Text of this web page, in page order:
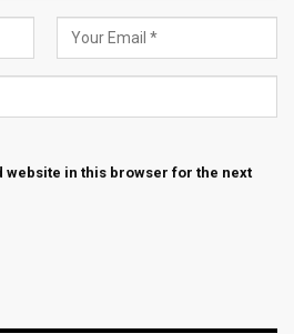
website in this browser for the next